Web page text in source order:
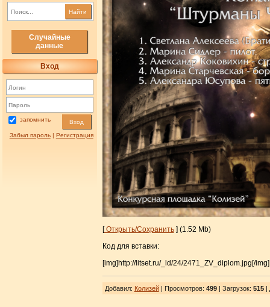
Найти
Случайные
данные
Вход
запомнить Вход
Забыл пароль| Регистрация
[Открыть/Сохранить] (1.52 Mb)
Код для вставки:
[img]http://litset.ru/_ld/24/2471_ZV_diplom.jpg[/img]
Добавил: Колизей| Просмотров: 499| Загрузок: 515|